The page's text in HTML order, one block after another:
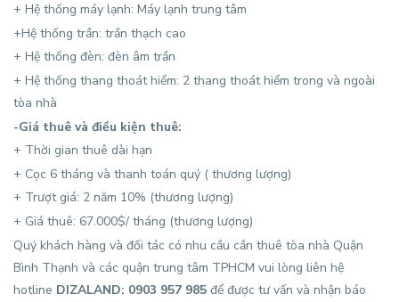
+ Hệ thống máy lạnh: Máy lạnh trung tâm
+Hệ thống trần: trần thạch cao
+ Hệ thống đèn: đèn âm trần
+ Hệ thống thang thoát hiểm: 2 thang thoát hiểm trong và ngoài
tòa nhà
-Giá thuê và điều kiện thuê:
+ Thời gian thuê dài hạn
+ Cọc 6 tháng và thanh toán quý ( thương lượng)
+ Trượt giá: 2 năm 10% (thương lượng)
+ Giá thuê: 67.000$/ tháng (thương lượng)
Quý khách hàng và đối tác có nhu cầu cần thuê tòa nhà Quận
Bình Thạnh và các quận trung tâm TPHCM vui lòng liên hệ
hotline DIZALAND: 0903 957 985 để được tư vấn và nhận báo